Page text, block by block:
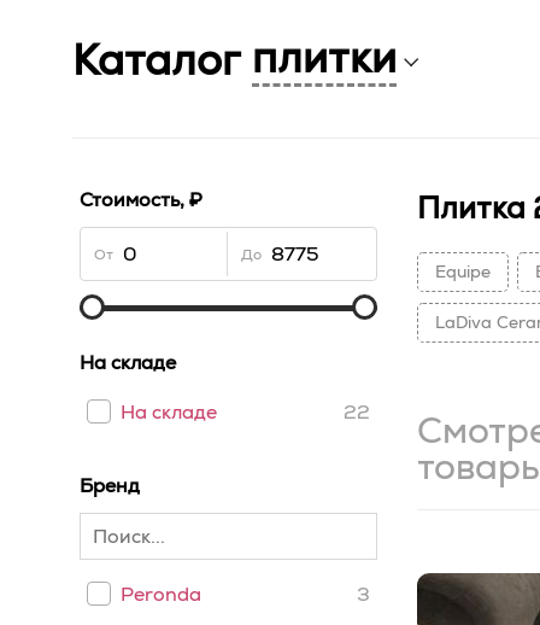
Каталог плитки
Стоимость, ₽
От До
На складе
На складе
22
Бренд
Peronda
3
Equipe
LaDiva